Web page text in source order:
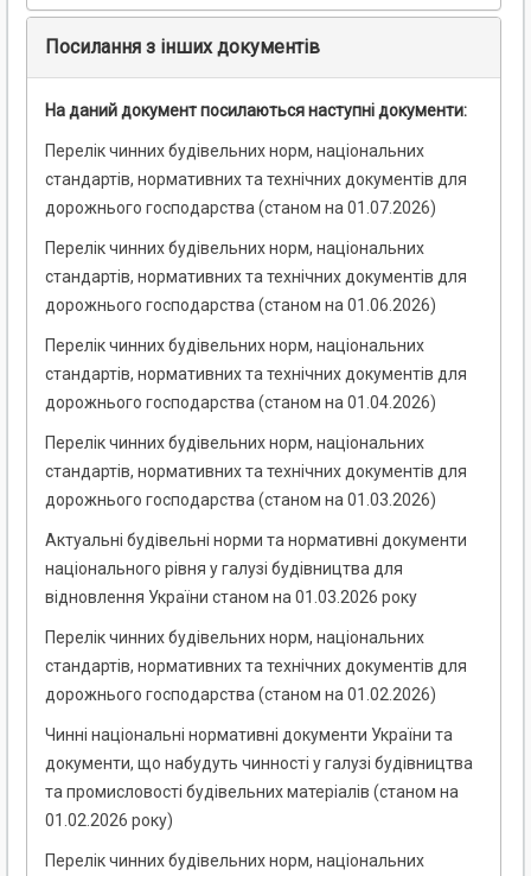
Посилання з інших документів
На даний документ посилаються наступні документи:
Перелік чинних будівельних норм, національних
стандартів, нормативних та технічних документів для
дорожнього господарства (станом на 01.07.2026)
Перелік чинних будівельних норм, національних
стандартів, нормативних та технічних документів для
дорожнього господарства (станом на 01.06.2026)
Перелік чинних будівельних норм, національних
стандартів, нормативних та технічних документів для
дорожнього господарства (станом на 01.04.2026)
Перелік чинних будівельних норм, національних
стандартів, нормативних та технічних документів для
дорожнього господарства (станом на 01.03.2026)
Актуальні будівельні норми та нормативні документи
національного рівня у галузі будівництва для
відновлення України станом на 01.03.2026 року
Перелік чинних будівельних норм, національних
стандартів, нормативних та технічних документів для
дорожнього господарства (станом на 01.02.2026)
Чинні національні нормативні документи України та
документи, що набудуть чинності у галузі будівництва
та промисловості будівельних матеріалів (станом на
01.02.2026 року)
Перелік чинних будівельних норм, національних